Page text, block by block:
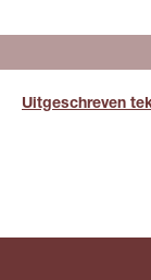
toekomst
Uitgeschreven